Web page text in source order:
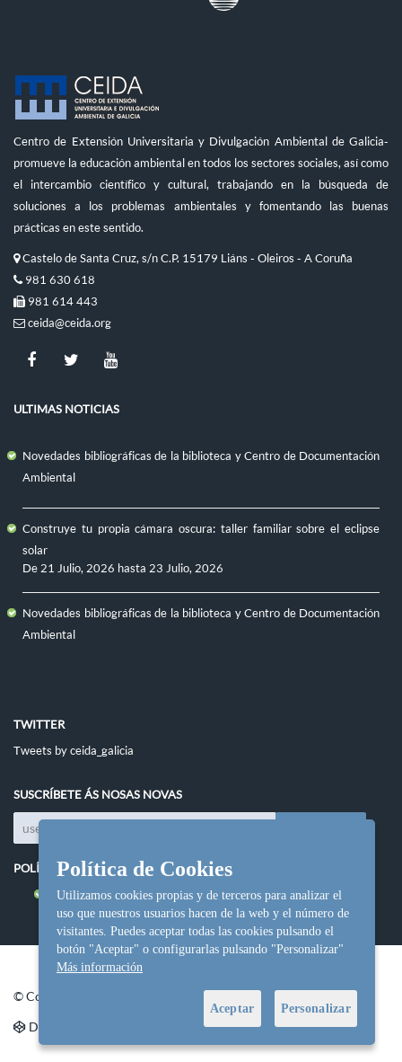
Centro de Extensión Universitaria y Divulgación Ambiental de Galicia-
promueve la educación ambiental en todos los sectores sociales, así como
el intercambio científico y cultural, trabajando en la búsqueda de
soluciones a los problemas ambientales y fomentando las buenas
prácticas en este sentido.
Castelo de Santa Cruz, s/n C.P. 15179 Liáns - Oleiros - A Coruña
981 630 618
981 614 443
ceida@ceida.org
ULTIMAS NOTICIAS
Novedades bibliográficas de la biblioteca y Centro de Documentación
Ambiental
Construye tu propia cámara oscura: taller familiar sobre el eclipse
solar
De21 Julio, 2026 hasta 23 Julio, 2026
Novedades bibliográficas de la biblioteca y Centro de Documentación
Ambiental
TWITTER
Tweets by ceida_galicia
SUSCRÍBETE ÁS NOSAS NOVAS
POLÍTICAS DO SITIO
Política de cookies
© Copyright Ceida.
Desarrollo y diseño web
NetInformática
Política de Cookies
Utilizamos cookies propias y de terceros para analizar el
uso que nuestros usuarios hacen de la web y el número de
visitantes. Puedes aceptar todas las cookies pulsando el
botón "Aceptar" o configurarlas pulsando "Personalizar"
Más información
Aceptar Personalizar